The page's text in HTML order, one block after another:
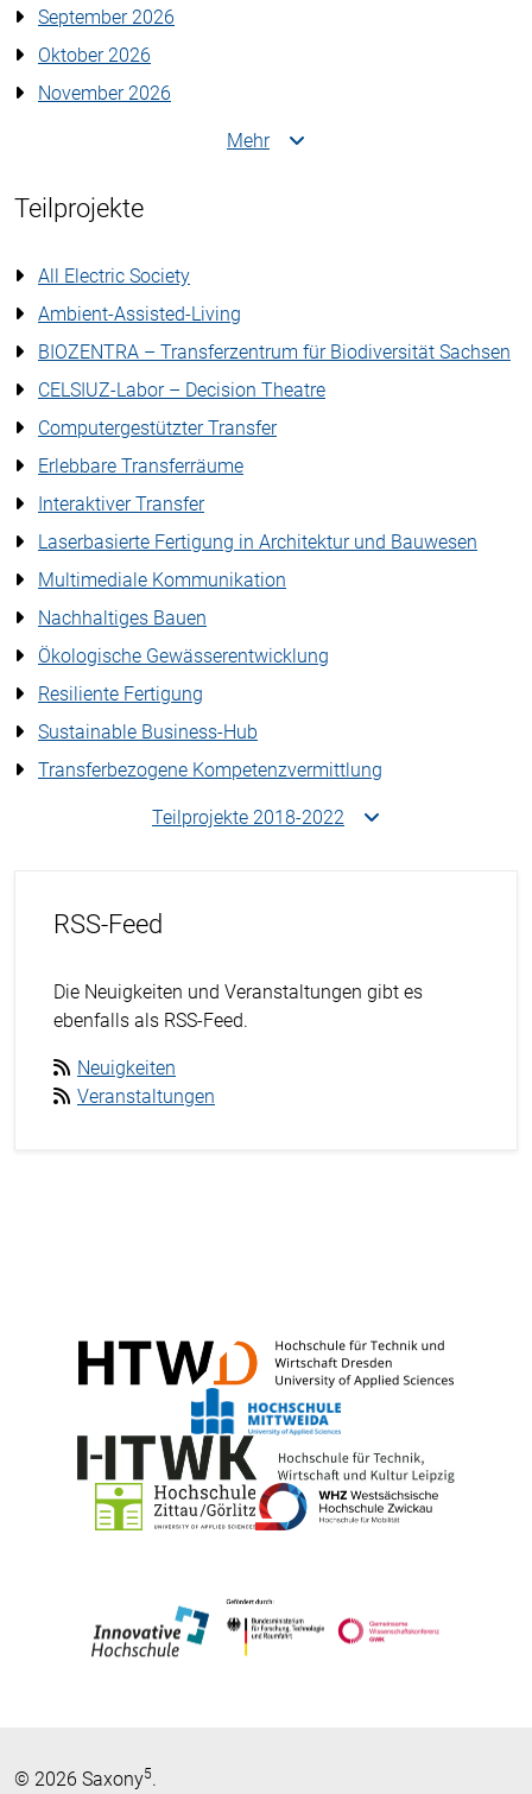
September 2026
Oktober 2026
November 2026
Mehr
Teilprojekte
All Electric Society
Ambient-Assisted-Living
BIOZENTRA – Transferzentrum für Biodiversität Sachsen
CELSIUZ-Labor – Decision Theatre
Computergestützter Transfer
Erlebbare Transferräume
Interaktiver Transfer
Laserbasierte Fertigung in Architektur und Bauwesen
Multimediale Kommunikation
Nachhaltiges Bauen
Ökologische Gewässerentwicklung
Resiliente Fertigung
Sustainable Business-Hub
Transferbezogene Kompetenzvermittlung
Teilprojekte 2018-2022
RSS-Feed
Die Neuigkeiten und Veranstaltungen gibt es
ebenfalls als RSS-Feed.
Neuigkeiten
Veranstaltungen
© 2026 Saxony5.